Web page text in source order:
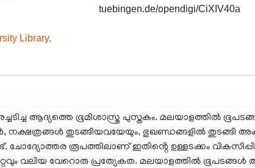
tuebingen.de/opendigi/CiXIV40a
Library,
ആദ്യത്തെ ഭൂമിശാസ്ത്ര പുസ്തകം. മലയാളത്തിൽ
നക്ഷത്രങ്ങൾ തുടങ്ങിയവയേയും, ഭുഖണ്ഡങ്ങളിൽ തുടങ്ങി
ചോദ്യോത്തര രൂപത്തിലാണ് ഇതിൻ്റെ ഉള്ളടക്കം
വലിയ വേറൊരു പ്രത്യേകത. മലയാളത്തിൽ